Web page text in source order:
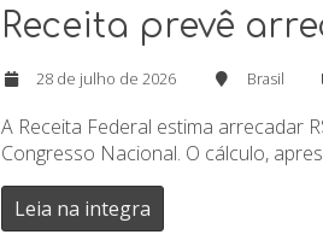
Receita prevê
28 de julho de 2026 Brasil
A Receita Federal estima arrecadar
Congresso Nacional. O cálculo,
Leia na integra